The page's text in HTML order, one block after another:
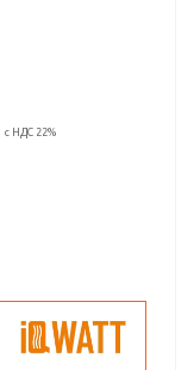
с НДС 22%